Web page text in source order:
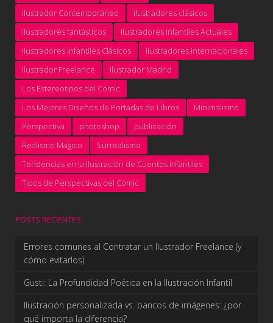
Ilustrador Contemporáneo
ilustradores clásicos
Ilustradores fantásticos
Ilustradores Infantiles Actuales
Ilustradores Infantiles Clásicos
Ilustradores internacionales
Ilustrador Freelance
Ilustrador Madrid
Los Estereotipos del Cómic
Los Mejores Diseños de Portadas de Libros
Minimalismo
Perspectiva
photoshop
publicación
Realismo Mágico
Surrealismo
Tendencias en la Ilustración de Cuentos Infantiles
Tipos de Perspectivas del Cómic
POSTS RECIENTES:
Errores comunes al Contratar un Ilustrador Freelance (y
cómo evitarlos)
Gusti: La Profundidad Poética en la Ilustración Infantil
Ilustración personalizada vs. bancos de imágenes: ¿por
qué importa la diferencia?